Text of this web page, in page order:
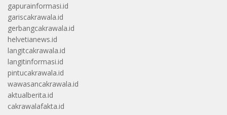
gapurainformasi.id
gariscakrawala.id
gerbangcakrawala.id
helvetianews.id
langitcakrawala.id
langitinformasi.id
pintucakrawala.id
wawasancakrawala.id
aktualberita.id
cakrawalafakta.id